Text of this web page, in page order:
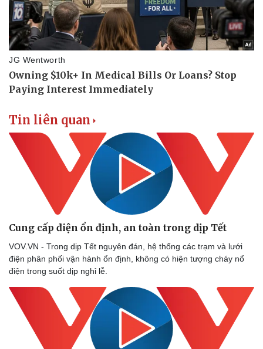
Thế giới thể thao
eSports
Hậu trường
Tư vấn
Tin liên quan
Cung cấp điện ổn định, an toàn trong dịp Tết
VOV.VN - Trong dịp Tết nguyên đán, hệ thống các trạm và lưới
điện phân phối vận hành ổn định, không có hiện tượng cháy nổ
điện trong suốt dịp nghỉ lễ.